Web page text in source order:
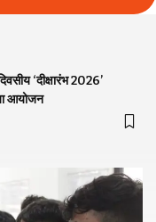
‘दीक्षारंभ 2026’
आयोजन